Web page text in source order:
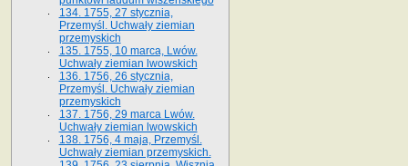
134. 1755, 27 stycznia,
Przemyśl. Uchwały ziemian
przemyskich
135. 1755, 10 marca, Lwów.
Uchwały ziemian lwowskich
136. 1756, 26 stycznia,
Przemyśl. Uchwały ziemian
przemyskich
137. 1756, 29 marca Lwów.
Uchwały ziemian lwowskich
138. 1756, 4 maja, Przemyśl.
Uchwały ziemian przemyskich.